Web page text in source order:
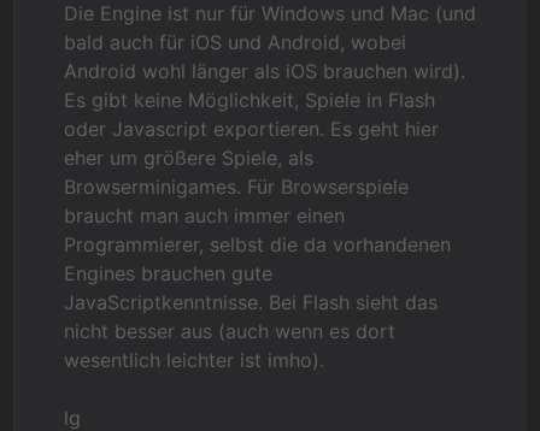
Die Engine ist nur für Windows und Mac (und
bald auch für iOS und Android, wobei
Android wohl länger als iOS brauchen wird).
Es gibt keine Möglichkeit, Spiele in Flash
oder Javascript exportieren. Es geht hier
eher um größere Spiele, als
Browserminigames. Für Browserspiele
braucht man auch immer einen
Programmierer, selbst die da vorhandenen
Engines brauchen gute
JavaScriptkenntnisse. Bei Flash sieht das
nicht besser aus (auch wenn es dort
wesentlich leichter ist imho).
lg